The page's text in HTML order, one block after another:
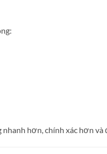
nhanh hơn, chính xác hơn